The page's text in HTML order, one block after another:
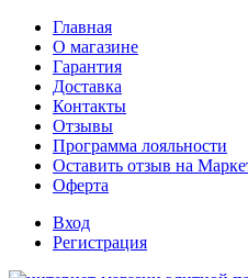
Главная
О магазине
Гарантия
Доставка
Контакты
Отзывы
Программа лояльности
Оставить отзыв на
Оферта
Вход
Регистрация